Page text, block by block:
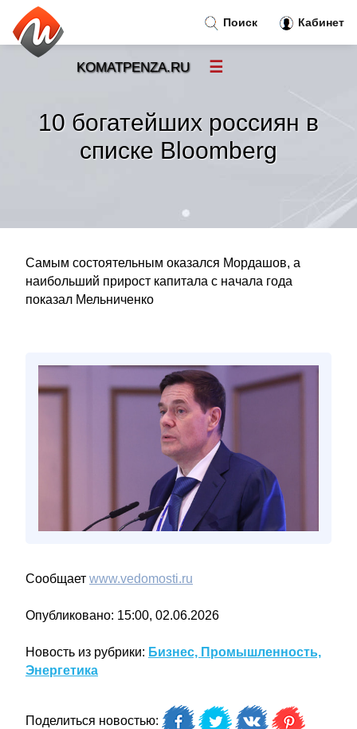
10 богатейших россиян в
списке Bloomberg
Самым состоятельным оказался Мордашов, а
наибольший прирост капитала с начала года
показал Мельниченко
Сообщает www.vedomosti.ru
Опубликовано: 15:00, 02.06.2026
Новость из рубрики: Бизнес, Промышленность,
Энергетика
Поделиться новостью:
Поиск Кабинет
KOMATPENZA.RU ☰
Новости»
Тренды новостей»
Правила»
Контакт »